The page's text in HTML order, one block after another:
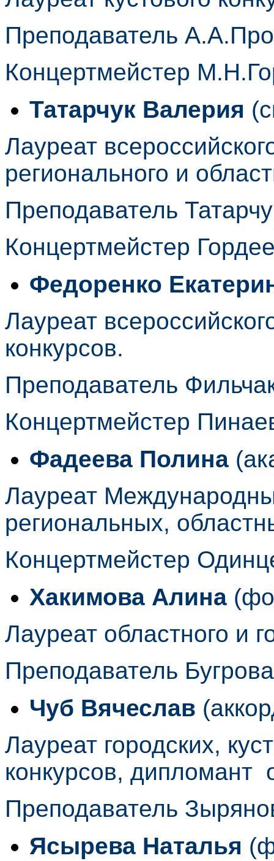
Преподаватель
Концертмейстер
Татарчук Валерия
Лауреат
регионального и
Преподаватель
Концертмейстер
Федоренко
Лауреат
конкурсов.
Преподаватель
Концертмейстер
Фадеева Полина
Лауреат
региональных,
Концертмейстер
Хакимова Алина
Лауреат областного и
Преподаватель
Чуб Вячеслав
Лауреат городских,
конкурсов, дипломант
Преподаватель
Ясырева Наталья